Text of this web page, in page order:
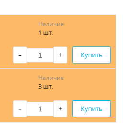
Наличие
1 шт.
– + Купить
Наличие
3 шт.
– + Купить